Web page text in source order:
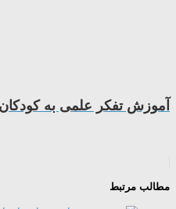
آموزش تفکر علمی به
مطالب مرتبط